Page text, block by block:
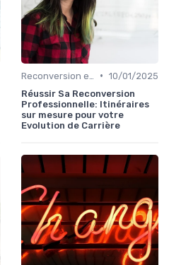
• 10/01/2025
Réussir Sa Reconversion
Professionnelle: Itinéraires
sur mesure pour votre
Evolution de Carrière